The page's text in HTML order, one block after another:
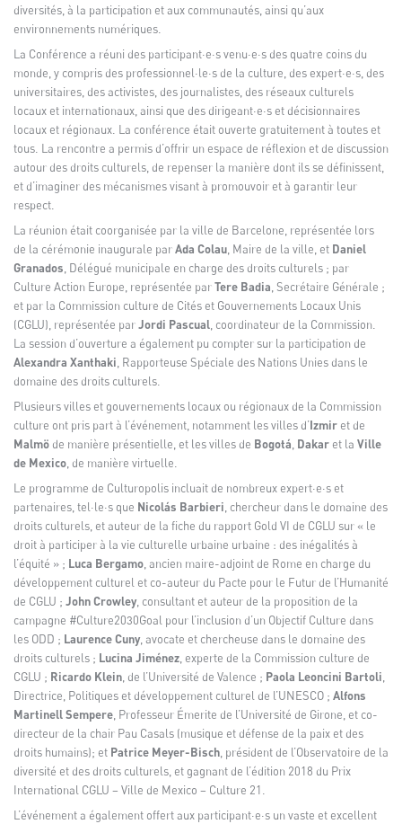
diversités, à la participation et aux communautés, ainsi qu’aux
environnements numériques.
La Conférence a réuni des participant·e·s venu·e·s des quatre coins du
monde, y compris des professionnel·le·s de la culture, des expert·e·s, des
universitaires, des activistes, des journalistes, des réseaux culturels
locaux et internationaux, ainsi que des dirigeant·e·s et décisionnaires
locaux et régionaux. La conférence était ouverte gratuitement à toutes et
tous. La rencontre a permis d’offrir un espace de réflexion et de discussion
autour des droits culturels, de repenser la manière dont ils se définissent,
et d’imaginer des mécanismes visant à promouvoir et à garantir leur
respect.
La réunion était coorganisée par la ville de Barcelone, représentée lors
de la cérémonie inaugurale parAda Colau, Maire de la ville, et Daniel
Granados, Délégué municipale en charge des droits culturels ; par
Culture Action Europe, représentée parTere Badia, Secrétaire Générale ;
et par la Commission culture de Cités et Gouvernements Locaux Unis
(CGLU), représentée parJordi Pascual, coordinateur de la Commission.
La session d’ouverture a également pu compter sur la participation de
Alexandra Xanthaki, Rapporteuse Spéciale des Nations Unies dans le
domaine des droits culturels.
Plusieurs villes et gouvernements locaux ou régionaux de la Commission
culture ont pris part à l’événement, notamment les villes d’Izmir et de
Malmö de manière présentielle, et les villes de Bogotá, Dakar et la Ville
de Mexico, de manière virtuelle.
Le programme de Culturopolis incluait de nombreux expert·e·s et
partenaires, tel·le·s que Nicolás Barbieri, chercheur dans le domaine des
droits culturels, et auteur de la fiche du rapport Gold VI de CGLU sur « le
droit à participer à la vie culturelle urbaine urbaine : des inégalités à
l’équité » ; Luca Bergamo, ancien maire-adjoint de Rome en charge du
développement culturel et co-auteur du Pacte pour le Futur de l’Humanité
de CGLU ; John Crowley, consultant et auteur de la proposition de la
campagne #Culture2030Goal pour l’inclusion d’un Objectif Culture dans
les ODD ; Laurence Cuny, avocate et chercheuse dans le domaine des
droits culturels ; Lucina Jiménez, experte de la Commission culture de
CGLU ; Ricardo Klein, de l’Université de Valence ; Paola Leoncini Bartoli,
Directrice, Politiques et développement culturel de l’UNESCO ; Alfons
Martinell Sempere, Professeur Émerite de l’Université de Girone, et co-
directeur de la chair Pau Casals (musique et défense de la paix et des
droits humains); et Patrice Meyer-Bisch, président de l’Observatoire de la
diversité et des droits culturels, et gagnant de l’édition 2018 du Prix
International CGLU – Ville de Mexico – Culture 21.
L’événement a également offert aux participant·e·s un vaste et excellent